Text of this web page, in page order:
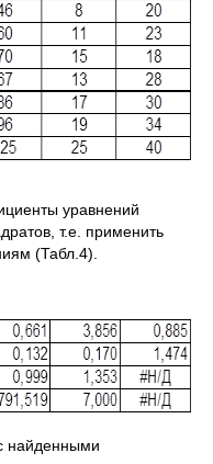
уравнений
т.е. применить
(Табл.4).
найденными